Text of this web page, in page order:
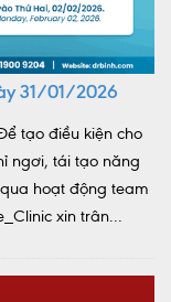
31/01/2026
tạo điều kiện cho
ngơi, tái tạo năng
hoạt động team
xin trân...